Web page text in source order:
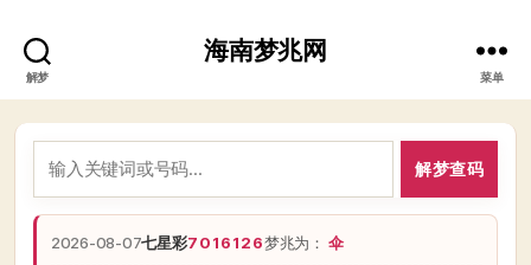
解梦
海南梦兆网
菜单
解梦查码
2026-08-07七星彩7016126梦兆为：伞